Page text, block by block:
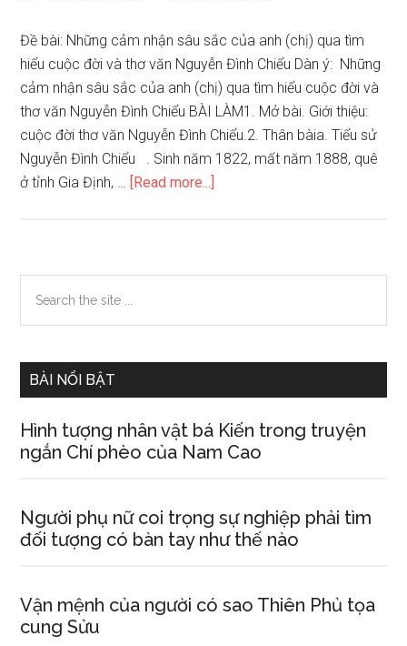
Đề bài: Những cảm nhận sâu sắc của anh (chị) qua tìm
hiểu cuộc đời và thơ văn Nguyễn Đình Chiểu Dàn ý: Những
cảm nhận sâu sắc của anh (chị) qua tìm hiểu cuộc đời và
thơ văn Nguyễn Đình Chiểu BÀI LÀM1. Mở bài. Giới thiệu:
cuộc đời thơ văn Nguyễn Đình Chiểu.2. Thân bàia. Tiểu sử
Nguyễn Đình Chiểu . Sinh năm 1822, mất năm 1888, quê
ở tỉnh Gia Định, … [Read more...]
sâu
của
qua
hiểu
và
thơ
Đình
Primary
Sidebar
the
BÀI NỔI BẬT
Hình tượng nhân vật bá Kiến trong truyện
ngắn Chí phèo của Nam Cao
Người phụ nữ coi trọng sự nghiệp phải tìm
đối tượng có bàn tay như thế nào
Vận mệnh của người có sao Thiên Phủ tọa
cung Sửu